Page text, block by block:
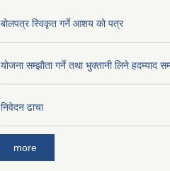
बोलपत्र स्विकृत गर्ने आशय को पत्र
योजना सम्झौता गर्ने तथा भुक्तानी लिने हदम्याद
निवेदन ढाचा
more